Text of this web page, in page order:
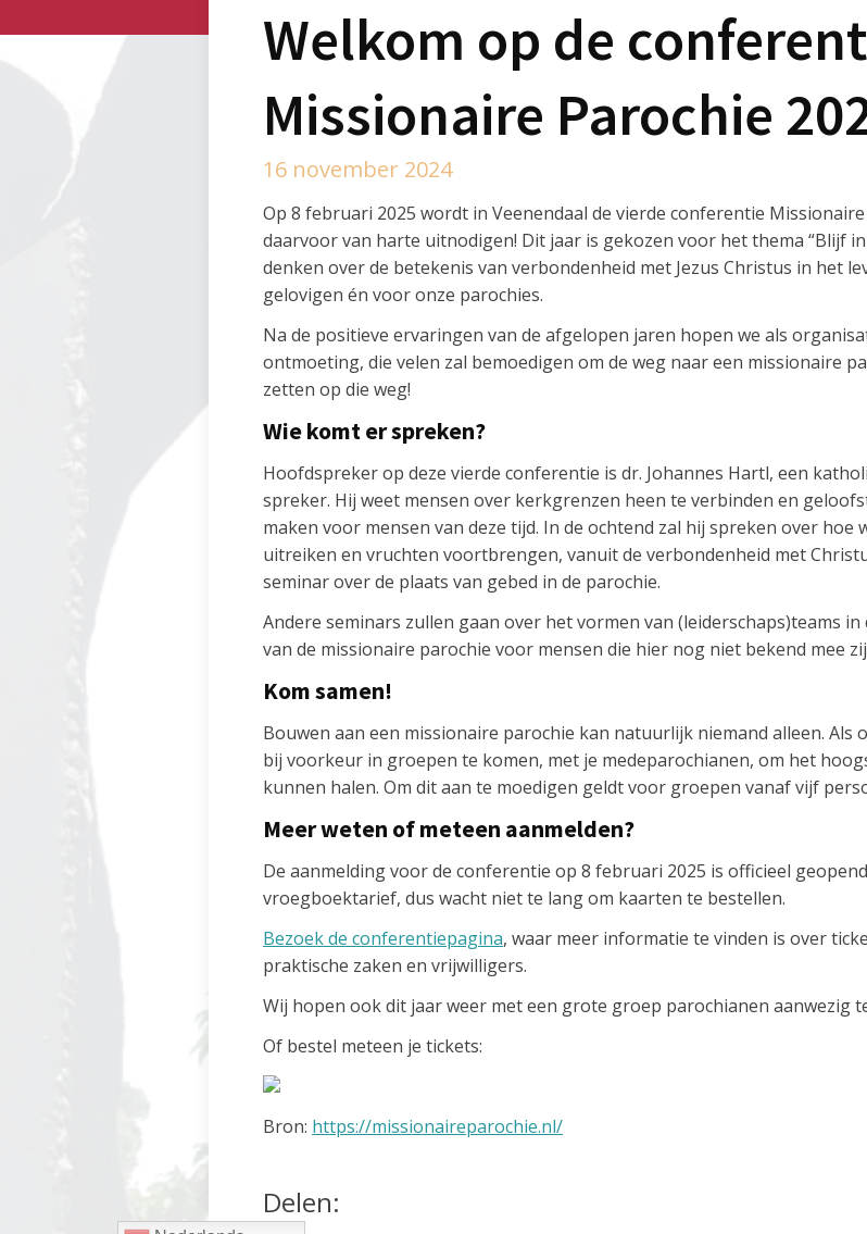
Welkom op de
Missionaire Parochie
16 november 2024
Op 8 februari 2025 wordt in Veenendaal de vierde conferentie
daarvoor van harte uitnodigen! Dit jaar is gekozen voor het thema “Blijf
denken over de betekenis van verbondenheid met Jezus Christus in het
gelovigen én voor onze parochies.
Na de positieve ervaringen van de afgelopen jaren hopen we als
ontmoeting, die velen zal bemoedigen om de weg naar een missionaire
zetten op die weg!
Wie komt er spreken?
Hoofdspreker op deze vierde conferentie is dr. Johannes Hartl, een
spreker. Hij weet mensen over kerkgrenzen heen te verbinden en
maken voor mensen van deze tijd. In de ochtend zal hij spreken over hoe
uitreiken en vruchten voortbrengen, vanuit de verbondenheid met
seminar over de plaats van gebed in de parochie.
Andere seminars zullen gaan over het vormen van (leiderschaps)teams
van de missionaire parochie voor mensen die hier nog niet bekend mee
Kom samen!
Bouwen aan een missionaire parochie kan natuurlijk niemand alleen. Als
bij voorkeur in groepen te komen, met je medeparochianen, om het
kunnen halen. Om dit aan te moedigen geldt voor groepen vanaf vijf
Meer weten of meteen aanmelden?
De aanmelding voor de conferentie op 8 februari 2025 is officieel
vroegboektarief, dus wacht niet te lang om kaarten te bestellen.
Bezoek de conferentiepagina, waar meer informatie te vinden is over
praktische zaken en vrijwilligers.
Wij hopen ook dit jaar weer met een grote groep parochianen aanwezig
Of bestel meteen je tickets:
Bron: https://missionaireparochie.nl/
Delen: